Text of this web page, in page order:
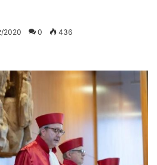
2020 0 436